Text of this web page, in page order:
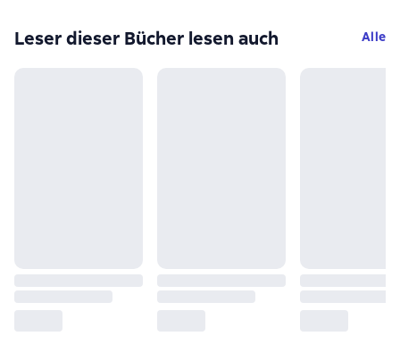
Leser dieser Bücher lesen auch Alle